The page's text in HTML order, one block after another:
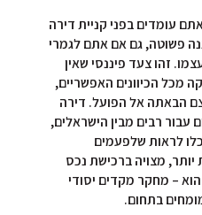
עומדים בפני קניית דירה
פשוטה, גם אם אתם לגמרי
זהו צעד פיננסי שאין
מכל הכיוונים האפשריים,
הבאתה אל הפועל. דירה
רבים מבין הישראלים,
לראות שלפעמים
מצויה ברכישת נכס
– מחקר מקדים יסודי
בתחום.